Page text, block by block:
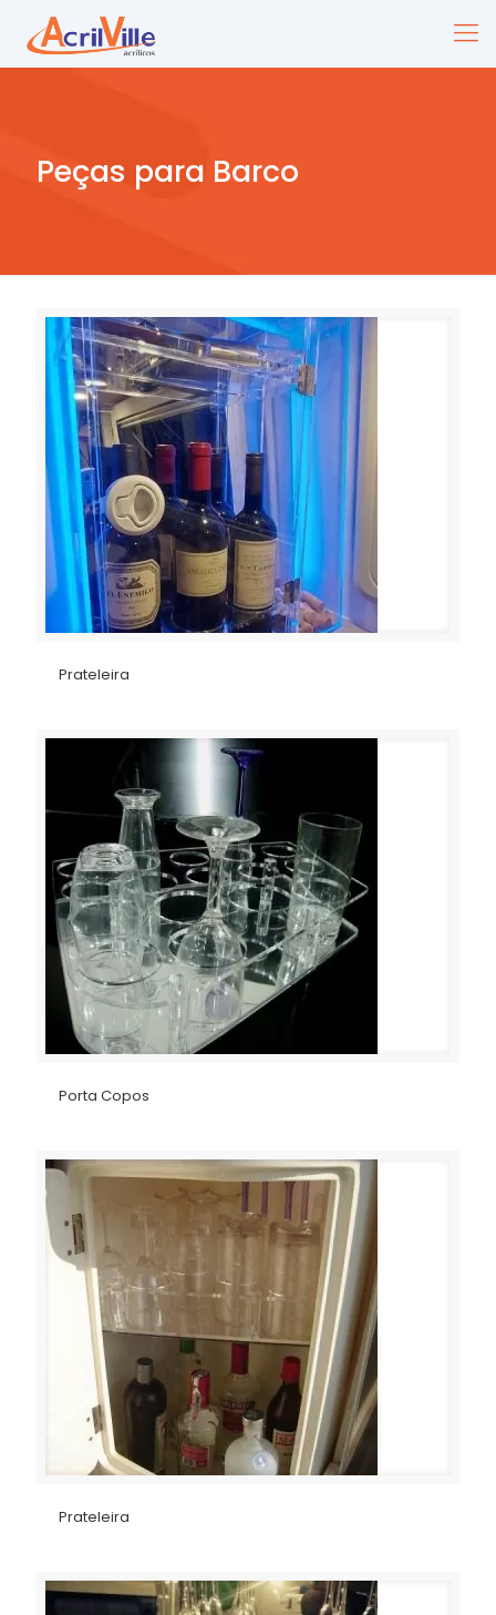
Peças para Barco
Prateleira
Porta Copos
Prateleira